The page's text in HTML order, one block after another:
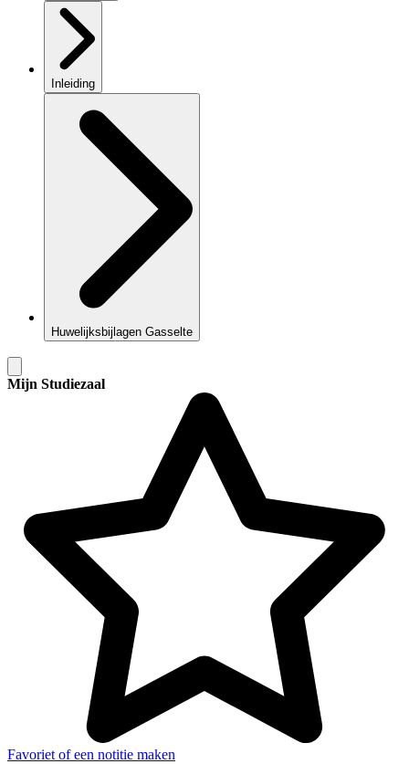
Inleiding
Huwelijksbijlagen Gasselte
Mijn Studiezaal
Favoriet of een notitie maken